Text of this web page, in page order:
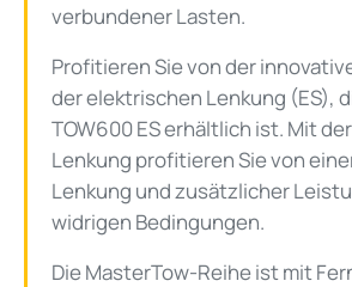
verbundener Lasten.
Profitieren Sie von der
der elektrischen Lenkung (ES),
TOW600 ES erhältlich ist. Mit
Lenkung profitieren Sie von
Lenkung und zusätzlicher
widrigen Bedingungen.
Die MasterTow-Reihe ist mit